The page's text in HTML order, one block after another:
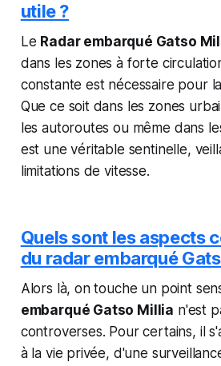
utile ?
Le Radar embarqué Gatso
dans les zones à forte
constante est nécessaire pour
Que ce soit dans les zones
les autoroutes ou même dans
est une véritable sentinelle,
limitations de vitesse.
Quels sont les aspects
du radar embarqué
Alors là, on touche un point
embarqué Gatso Millia n'est
controverses. Pour certains, il
à la vie privée, d'une